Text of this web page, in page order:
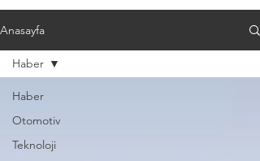
Anasayfa
Haber
Otomotiv
Teknoloji
Haber